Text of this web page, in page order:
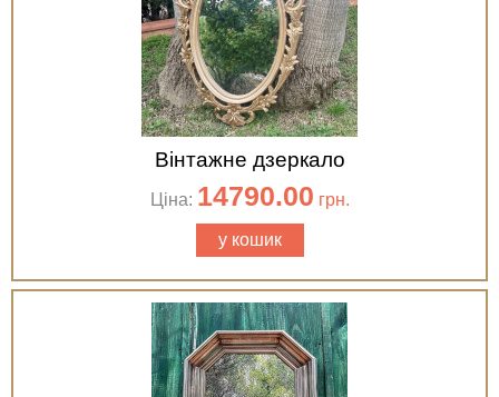
Вінтажне дзеркало
Ціна: 14790.00 грн.
у кошик